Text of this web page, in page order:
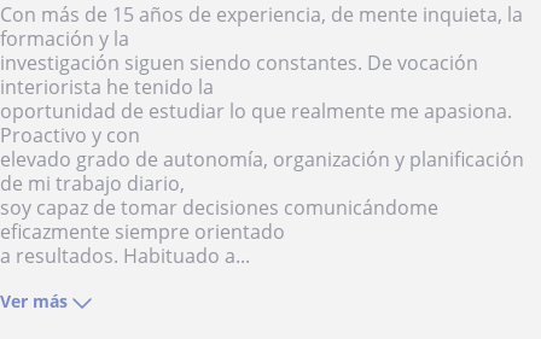
Con más de 15 años de experiencia, de mente inquieta, la
formación y la
investigación siguen siendo constantes. De vocación
interiorista he tenido la
oportunidad de estudiar lo que realmente me apasiona.
Proactivo y con
elevado grado de autonomía, organización y planificación
de mi trabajo diario,
soy capaz de tomar decisiones comunicándome
eficazmente siempre orientado
a resultados. Habituado a...
Ver más